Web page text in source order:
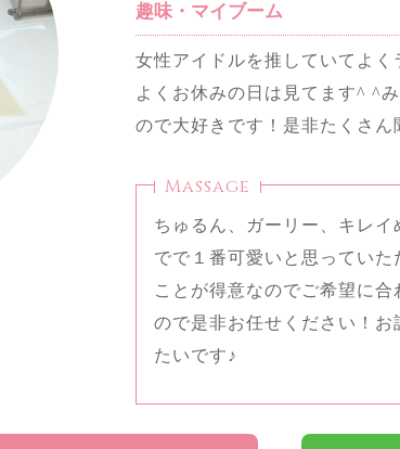
趣味・マイブーム
女性アイドルを推していてよ
よくお休みの日は見てます^ ^
ので大好きです！是非たくさ
Massage
ちゅるん、ガーリー、キレ
でで１番可愛いと思ってい
ことが得意なのでご希望に
ので是非お任せください！
たいです♪